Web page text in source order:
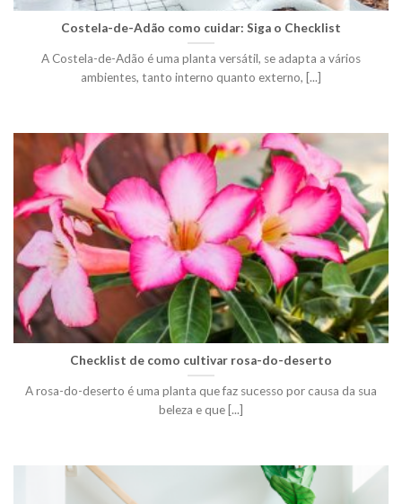
Costela-de-Adão como cuidar: Siga o Checklist
A Costela-de-Adão é uma planta versátil, se adapta a vários
ambientes, tanto interno quanto externo, [...]
Checklist de como cultivar rosa-do-deserto
A rosa-do-deserto é uma planta que faz sucesso por causa da sua
beleza e que [...]